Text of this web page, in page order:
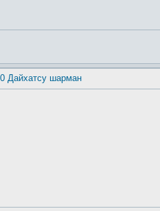
Дайхатсу шарман